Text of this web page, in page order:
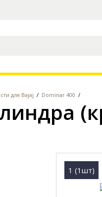
для Bajaj / Dominar 400 /
1 (1шт)